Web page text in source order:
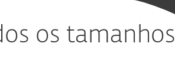
os tamanhos